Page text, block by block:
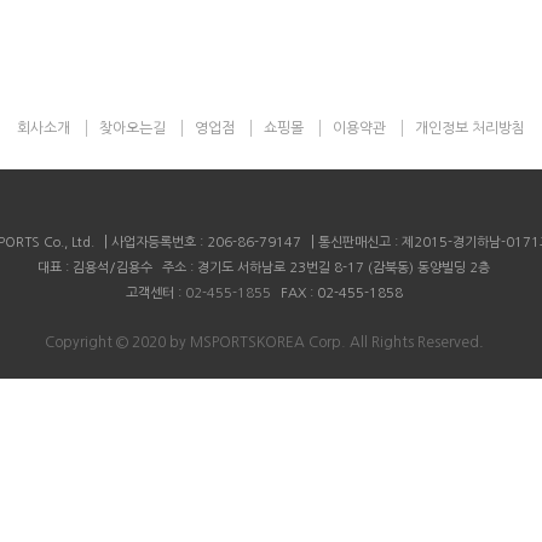
회사소개 찾아오는길 영업점 쇼핑몰 이용약관 개인정보 처리방침
Co., Ltd. |사업자등록번호 : 206-86-79147 |통신판매신고 : 제2015-경기하남-0171
대표 : 김용석/김용수
주소 : 경기도 서하남로 23번길 8-17 (감북동) 동양빌딩 2층
고객센터 : 02-455-1855 FAX : 02-455-1858
Copyright © 2020 by MSPORTSKOREA Corp. All Rights Reserved